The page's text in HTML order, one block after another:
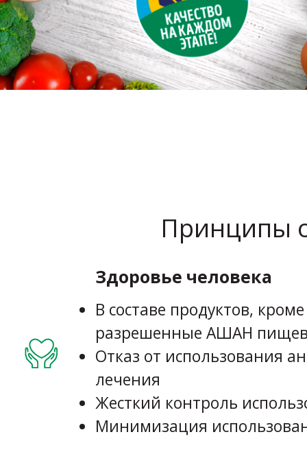
Принципы
Здоровье человека
В составе продуктов,
разрешенные АШАН
Отказ от использования
лечения
Жесткий контроль
Минимизация